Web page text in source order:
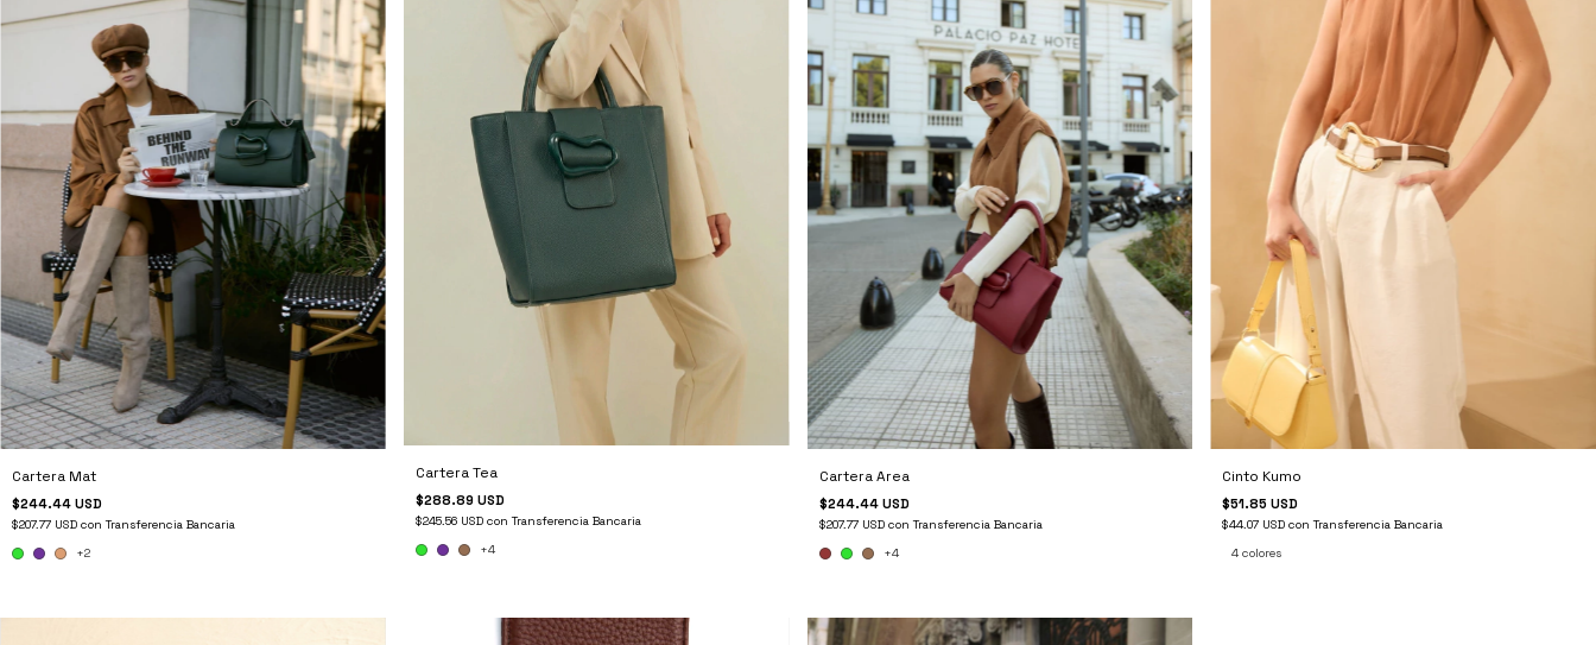
Cartera Mat
$244.44 USD
$207.77 USD con Transferencia Bancaria
+2
Cartera Tea
$288.89 USD
$245.56 USD con Transferencia Bancaria
+4
Cartera Area
$244.44 USD
$207.77 USD con Transferencia Bancaria
+4
Cinto Kumo
$51.85 USD
$44.07 USDcon Transferencia Bancaria
4 colores